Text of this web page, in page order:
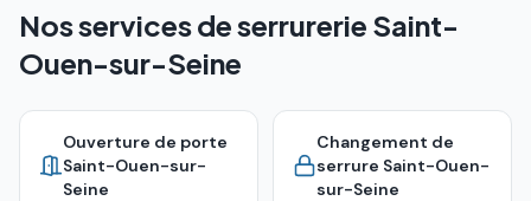
Nos services de serrurerie Saint-
Ouen-sur-Seine
Ouverture de porte
Saint-Ouen-sur-
Seine
Changement de
serrure Saint-Ouen-
sur-Seine